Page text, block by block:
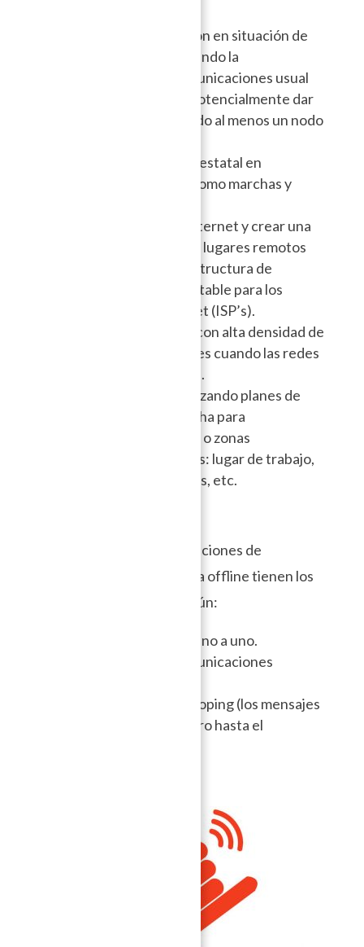
Establecer comunicación en situación de
desastres naturales cuando la
infraestructura de comunicaciones usual
falla o esta saturada y potencialmente dar
acceso a Internet cuando al menos un nodo
Poder evitar la censura estatal en
movimientos políticos como marchas y
Extender el acceso a Internet y crear una
red de comunicación en lugares remotos
donde construir infraestructura de
comunicación no es rentable para los
proveedores de Internet (ISP’s).
Comunicar en eventos con alta densidad de
personas como festivales cuando las redes
tradicionales se saturan.
Ahorrar dinero reemplazando planes de
tiempo aire y banda ancha para
comunicarse en lugares o zonas
relativamente pequeñas: lugar de trabajo,
universidades y escuelas, etc.
Las siguientes recomendaciones de
aplicaciones de mensajería offline tienen los
siguientes puntos en común:
Permiten mensajes de uno a uno.
Cifran al menos las comunicaciones
Conectan usuario por hoping (los mensajes
saltan de un celular a otro hasta el